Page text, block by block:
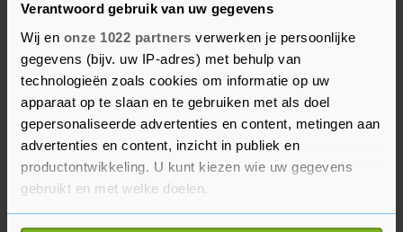
Verantwoord gebruik van uw gegevens
Wij en onze 1022 partners verwerken je persoonlijke
gegevens (bijv. uw IP-adres) met behulp van
technologieën zoals cookies om informatie op uw
apparaat op te slaan en te gebruiken met als doel
gepersonaliseerde advertenties en content, metingen aan
advertenties en content, inzicht in publiek en
productontwikkeling. U kunt kiezen wie uw gegevens
gebruikt en met welke doelen.
Gezien de demissionaire status van het kabinet
zal de begroting nauwelijks nieuw beleid
bevatten. Voor armoedebestrijding geldt een
uitzondering. Kort na de val van het kabinet gaf
een ruime Kamermeerderheid de demissionaire
ministersploeg expliciet opdracht daarvoor wél
iets extra's te doen.
Het Centraal Planbureau (CPB) kwam bovendien